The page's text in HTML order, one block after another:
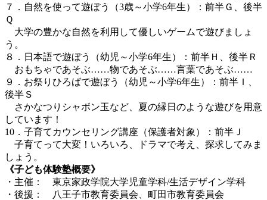
７．自然を使って遊ぼう（3歳～小学6年生）：前半Ｇ、後半
Ｑ
大学の豊かな自然を利用して優しいゲームで遊びましょ
う。
８．日本語で遊ぼう（幼児～小学6年生）：前半Ｈ、後半Ｒ
おもちゃであそぶ……物であそぶ……言葉であそぶ……
９．お祭りひろばで遊ぼう（幼児～小学6年生）：前半Ｉ、
後半Ｓ
さかなつりシャボン玉など、夏の縁日のような遊びを用意
しています！
10．子育てカウンセリング講座（保護者対象）：前半Ｊ
子育てって大変！いろいろ、ドラマで考え、探求してみま
しょう。
《子ども体験塾概要》
・主催： 東京家政学院大学児童学科/生活デザイン学科
・後援： 八王子市教育委員会、町田市教育委員会